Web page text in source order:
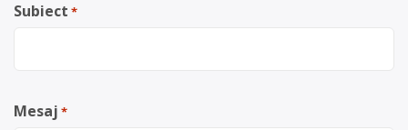
Subiect *
Mesaj *